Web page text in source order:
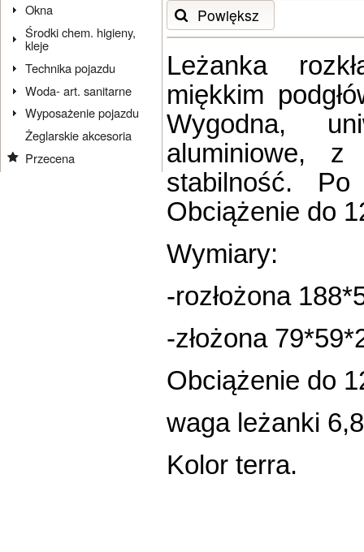
Okna
Środki chem. higieny,
kleje
Technika pojazdu
Woda- art. sanitarne
Wyposażenie pojazdu
Żeglarskie akcesoria
Przecena
Powiększ
Leżanka
miękkim
Wygodna,
aluminiowe,
stabilność.
Obciążenie do
Wymiary:
-rozłożona
-złożona
Obciążenie do
waga leżanki
Kolor terra.